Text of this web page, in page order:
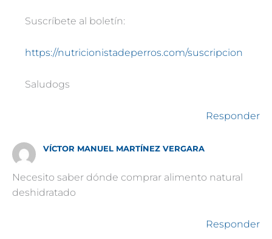
Suscríbete al boletín:
https://nutricionistadeperros.com/suscripcion
Saludogs
Responder
VÍCTOR MANUEL MARTÍNEZ VERGARA
Necesito saber dónde comprar alimento natural
deshidratado
Responder